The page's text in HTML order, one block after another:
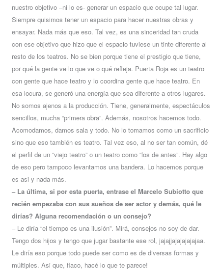
nuestro objetivo –ni lo es- generar un espacio que ocupe tal lugar.
Siempre quisimos tener un espacio para hacer nuestras obras y
ensayar. Nada más que eso. Tal vez, es una sinceridad tan cruda
con ese objetivo que hizo que el espacio tuviese un tinte diferente al
resto de los teatros. No se bien porque tiene el prestigio que tiene,
por qué la gente ve lo que ve o qué refleja. Puerta Roja es un teatro
con gente que hace teatro y lo coordina gente que hace teatro. En
esa locura, se generó una energía que sea diferente a otros lugares.
No somos ajenos a la producción. Tiene, generalmente, espectáculos
sencillos, mucha “primera obra”. Además, nosotros hacemos todo.
Acomodamos, damos sala y todo. No lo tomamos como un sacrificio
sino que eso también es teatro. Tal vez eso, al no ser tan común, dé
el perfil de un “viejo teatro” o un teatro como “los de antes”. Hay algo
de eso pero tampoco levantamos una bandera. Lo hacemos porque
es asi y nada más.
– La última, si por esta puerta, entrase el Marcelo Subiotto que
recién empezaba con sus sueños de ser actor y demás, qué le
dirías? Alguna recomendación o un consejo?
– Le diría “el tiempo es una ilusión”. Mirá, consejos no soy de dar.
Tengo dos hijos y tengo que jugar bastante ese rol, jajajjajajajajajaa.
Le diría eso porque todo puede ser como es de diversas formas y
múltiples. Asi que, flaco, hacé lo que te parece!